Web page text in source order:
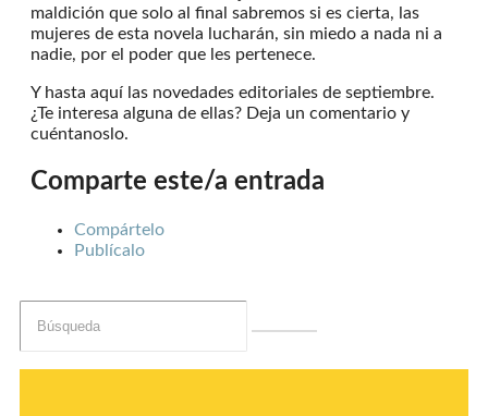
maldición que solo al final sabremos si es cierta, las
mujeres de esta novela lucharán, sin miedo a nada ni a
nadie, por el poder que les pertenece.
Y hasta aquí las novedades editoriales de septiembre.
¿Te interesa alguna de ellas? Deja un comentario y
cuéntanoslo.
Comparte este/a entrada
Compártelo
Publícalo